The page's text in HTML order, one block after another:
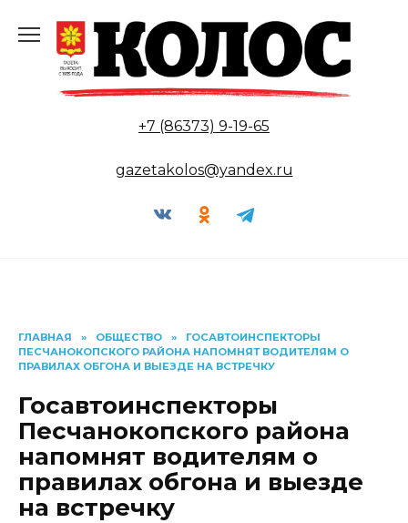
содержанию
+7 (86373) 9-19-65
gazetakolos@yandex.ru
ГЛАВНАЯ » ОБЩЕСТВО »
ГОСАВТОИНСПЕКТОРЫ
ПЕСЧАНОКОПСКОГО РАЙОНА НАПОМНЯТ ВОДИТЕЛЯМ О
ПРАВИЛАХ ОБГОНА И ВЫЕЗДЕ НА ВСТРЕЧКУ
Госавтоинспекторы
Песчанокопского района
напомнят водителям о
правилах обгона и выезде
на встречку